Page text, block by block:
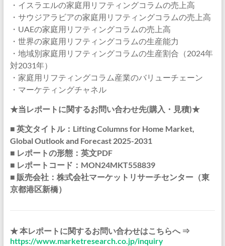
・イスラエルの家庭用リフティングコラムの売上高
・サウジアラビアの家庭用リフティングコラムの売上高
・UAEの家庭用リフティングコラムの売上高
・世界の家庭用リフティングコラムの生産能力
・地域別家庭用リフティングコラムの生産割合（2024年
対2031年）
・家庭用リフティングコラム産業のバリューチェーン
・マーケティングチャネル
★当レポートに関するお問い合わせ先(購入・見積)★
■ 英文タイトル：Lifting Columns for Home Market,
Global Outlook and Forecast 2025-2031
■ レポートの形態：英文PDF
■ レポートコード：MON24MKT558839
■ 販売会社：株式会社マーケットリサーチセンター（東
京都港区新橋）
★ 本レポートに関するお問い合わせはこちらへ ⇒
https://www.marketresearch.co.jp/inquiry